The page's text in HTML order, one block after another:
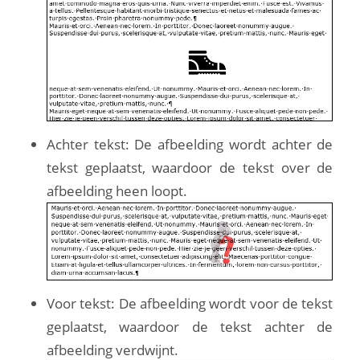
Achter tekst: De afbeelding wordt achter de
tekst geplaatst, waardoor de tekst over de
afbeelding heen loopt.
Voor tekst: De afbeelding wordt voor de tekst
geplaatst, waardoor de tekst achter de
afbeelding verdwijnt.